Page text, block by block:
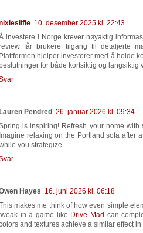
10. desember 2025 kl. 22:43
investere i Norge krever nøyaktig
får brukere tilgang til detaljerte
Plattformen hjelper investorer med å holde
for både kortsiktig og langsiktig
Pendred 26. januar 2026 kl. 09:34
is inspiring! Refresh your home
Imagine relaxing on the Portland sofa after
you strategize.
Hayes 16. juni 2026 kl. 06:18
makes me think of how even simple
in a game like Drive Mad can
and textures achieve a similar effect in